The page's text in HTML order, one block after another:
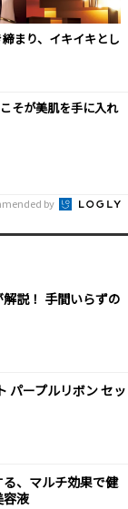
まり、イキイキとし
そが美肌を手に入れ
by
説！ 手間いらずの
パープルリボン セッ
、マルチ効果で健
容液